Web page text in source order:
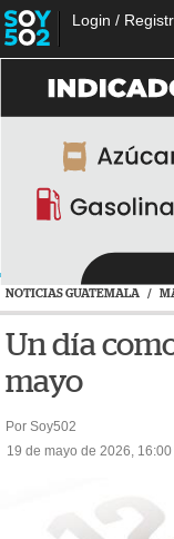
Login /
NOTICIAS GUATEMALA /
Un día
mayo
Por Soy502
19 de mayo de 2026, 16:00